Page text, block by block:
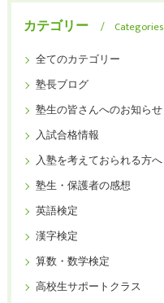
カテゴリー
Categories
全てのカテゴリー
塾長ブログ
塾生の皆さんへのお知らせ
入試合格情報
入塾を考えておられる方へ
塾生・保護者の感想
英語検定
漢字検定
算数・数学検定
高校生サポートクラス